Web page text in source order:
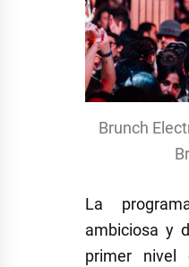
Brunch
La
ambiciosa y
primer nivel